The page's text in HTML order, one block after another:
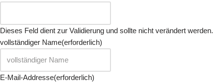
Dieses Feld dient zur Validierung und sollte nicht verändert werden.
vollständiger Name(erforderlich)
E-Mail-Addresse(erforderlich)